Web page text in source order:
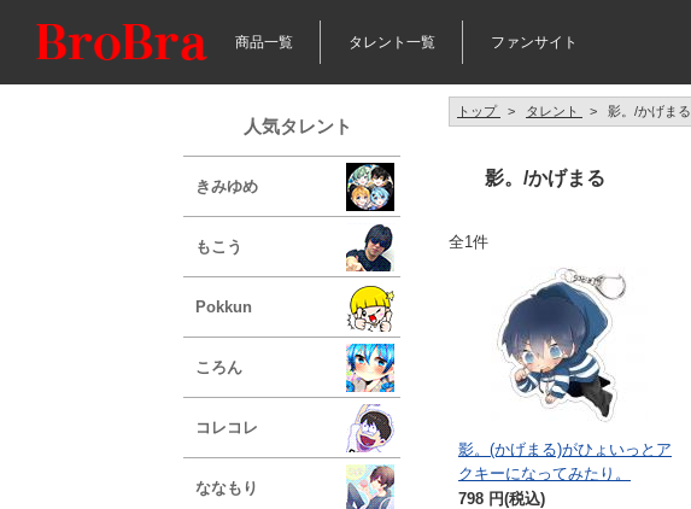
商品一覧 タレント一覧 ファンサイト
人気タレント
きみゆめ
もこう
Pokkun
ころん
コレコレ
ななもり
トップ > タレント > 影。/かげまる
影。/かげまる
全1件
影。(かげまる)がひょいっとア
クキーになってみたり。
798 円(税込)